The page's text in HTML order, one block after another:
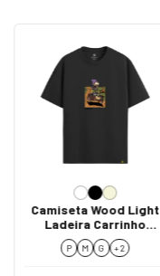
Camiseta Wood Light
Ladeira Carrinho
Madeira
P M G + 2